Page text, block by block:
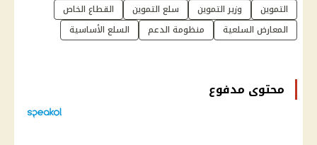
التموين وزير التموين سلع التموين
القطاع الخاص
المعارض السلعية
منظومة الدعم السلع الأساسية
محتوى مدفوع